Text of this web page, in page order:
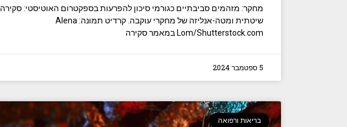
מחקר: מזהמים סביבתיים כגורמי סיכון להפרעות בספקטרום האוטיסטי: סקירה
שיטתית ומטה-אנליזה של מחקרי עוקבה. קרדיט תמונה: Alena
Lom/Shutterstock.com‏ במאמר סקירה
5 ספטמבר 2024
בריאות ורפואה